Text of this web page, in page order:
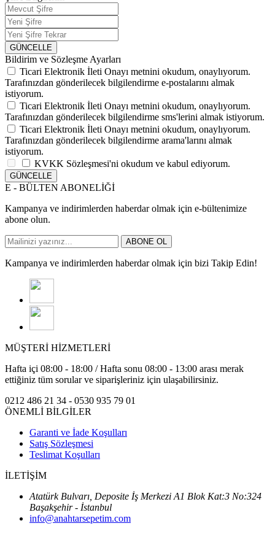
GÜNCELLE
Bildirim ve Sözleşme Ayarları
Ticari Elektronik İleti Onayı metnini okudum, onaylıyorum.
Tarafınızdan gönderilecek bilgilendirme e-postalarını almak
istiyorum.
Ticari Elektronik İleti Onayı metnini okudum, onaylıyorum.
Tarafınızdan gönderilecek bilgilendirme sms'lerini almak istiyorum.
Ticari Elektronik İleti Onayı metnini okudum, onaylıyorum.
Tarafınızdan gönderilecek bilgilendirme arama'larını almak
istiyorum.
KVKK Sözleşmesi'ni okudum ve kabul ediyorum.
GÜNCELLE
E - BÜLTEN ABONELİĞİ
Kampanya ve indirimlerden haberdar olmak için e-bültenimize
abone olun.
ABONE OL
Kampanya ve indirimlerden haberdar olmak için bizi Takip Edin!
MÜŞTERİ HİZMETLERİ
Hafta içi 08:00 - 18:00 / Hafta sonu 08:00 - 13:00 arası merak
ettiğiniz tüm sorular ve siparişleriniz için ulaşabilirsiniz.
0212 486 21 34 - 0530 935 79 01
ÖNEMLİ BİLGİLER
Garanti ve İade Koşulları
Satış Sözleşmesi
Teslimat Koşulları
İLETİŞİM
Atatürk Bulvarı, Deposite İş Merkezi A1 Blok Kat:3 No:324
Başakşehir - İstanbul
info@anahtarsepetim.com